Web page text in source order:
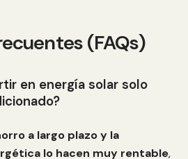
(FAQs)
en energía solar solo
a largo plazo y la
lo hacen muy rentable,